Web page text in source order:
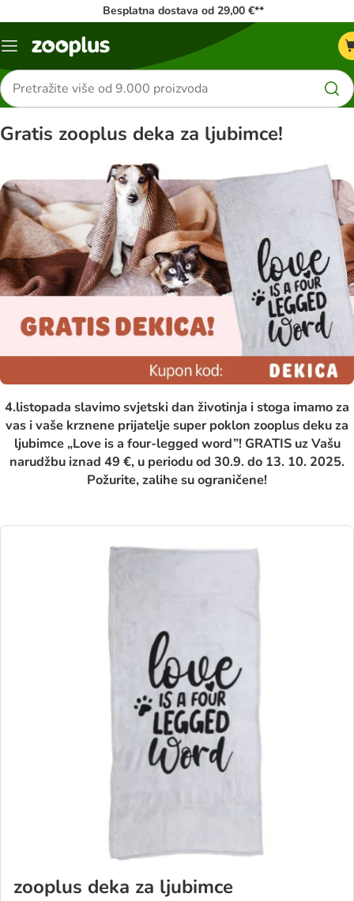
Besplatna dostava od 29,00 €**
Izbornik
Traži
proizvode
Gratis zooplus deka za ljubimce!
4.listopada slavimo svjetski dan životinja i stoga imamo za
vas i vaše krznene prijatelje super poklon zooplus deku za
ljubimce „Love is a four-legged word”! GRATIS uz Vašu
narudžbu iznad 49 €, u periodu od 30.9. do 13. 10. 2025.
Požurite, zalihe su ograničene!
zooplus deka za ljubimce